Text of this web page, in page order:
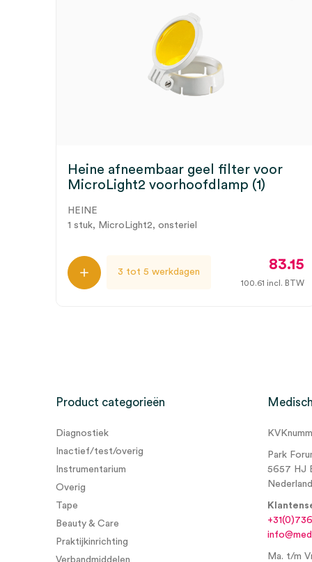
Heine afneembaar geel filter voor
MicroLight2 voorhoofdlamp (1)
HEINE
1 stuk, MicroLight2, onsteriel
3 tot 5 werkdagen 83.15
100.61 incl. BTW
Product categorieën
Diagnostiek
Inactief/test/overig
Instrumentarium
Overig
Tape
Beauty & Care
Praktijkinrichting
Verbandmiddelen
Park
5657 HJ
Nederland
Ma. t/m